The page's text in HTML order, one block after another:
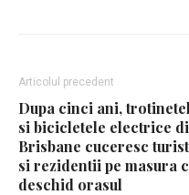
Articolul precedent
Dupa cinci ani,
si bicicletele electrice
Brisbane cuceresc
si rezidentii pe masura
deschid orasul